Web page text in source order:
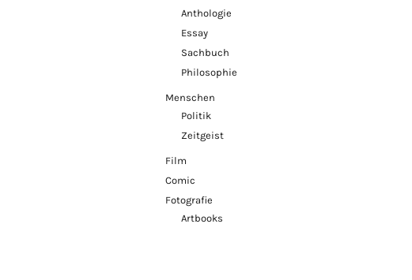
Anthologie
Essay
Sachbuch
Philosophie
Menschen
Politik
Zeitgeist
Film
Comic
Fotografie
Artbooks